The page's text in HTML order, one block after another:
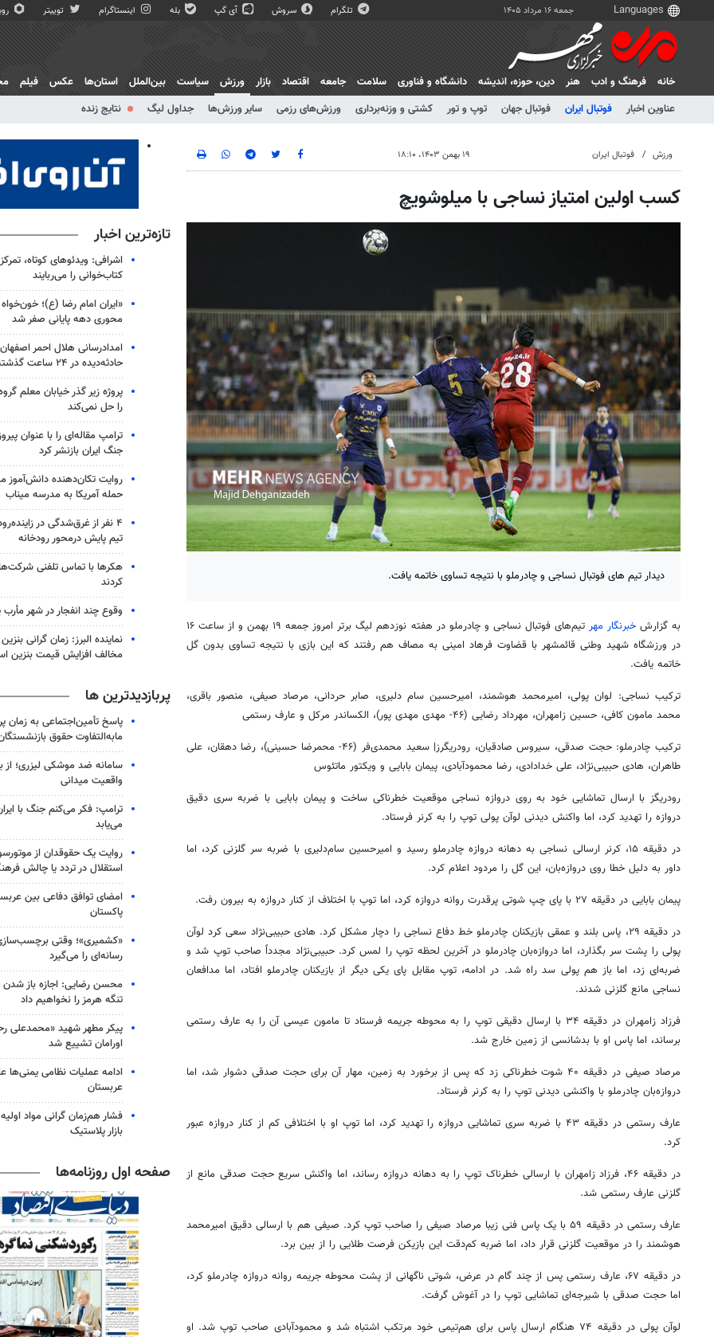
جمعه ۱۶ مرداد ۱۴۰۵ تلگرام سروش آی گپ بله اینستاگرام توییتر
خانه فرهنگ و ادب هنر دين، حوزه، انديشه دانشگاه و فناوری سلامت جامعه اقتصاد بازار
ورزش
عناوین اخبار
فوتبال ایران فوتبال جهان توپ و تور کشتی و وزنه‌برداری ورزش‌های رزمی سایر ورزش‌ها جداول لیگ نتایج زنده
سیاست بین‌الملل استان‌ها عکس فیلم
ورزش فوتبال ایران ۱۹ بهمن ۱۴۰۳، ۱۸:۱۰
کسب اولین امتیاز نساجی با میلوشویچ
دیدار تیم های فوتبال نساجی و چادرملو با نتیجه تساوی خاتمه یافت.
به گزارشخبرنگار مهر
تیم‌های فوتبال نساجی و چادرملو در هفته نوزدهم لیگ برتر امروز جمعه ۱۹ بهمن و از ساعت ۱۶
در ورزشگاه شهید وطنی قائمشهر با قضاوت فرهاد امینی به مصاف هم رفتند که این بازی با نتیجه تساوی بدون گل
خاتمه یافت.
ترکیب نساجی: لوان پولی، امیرمحمد هوشمند، امیرحسین سام دلیری، صابر حردانی، مرصاد صیفی، منصور باقری،
محمد مامون کافی، حسین زامهران، مهرداد رضایی (۴۶- مهدی مهدی پور)، الکساندر مرکل و عارف رستمی
ترکیب چادرملو: حجت صدقی، سیروس صادقیان، رودریگرز| سعید محمدی‌فر (۴۶- محمرضا حسینی)، رضا دهقان، علی
طاهران، هادی حبیبی‌نژاد، علی خدادادی، رضا محمودآبادی، پیمان بابایی و ویکتور ماتئوس
رودریگز با ارسال تماشایی خود به روی دروازه نساجی موقعیت خطرناکی ساخت و پیمان بابایی با ضربه سری دقیق
دروازه را تهدید کرد، اما واکنش دیدنی لوآن پولی توپ را به کرنر فرستاد.
در دقیقه ۱۵، کرنر ارسالی نساجی به دهانه دروازه چادرملو رسید و امیرحسین سام‌دلیری با ضربه سر گلزنی کرد، اما
داور به دلیل خطا روی دروازه‌بان، این گل را مردود اعلام کرد.
پیمان بابایی در دقیقه ۲۷ با پای چپ شوتی پرقدرت روانه دروازه کرد، اما توپ با اختلاف از کنار دروازه به بیرون رفت.
در دقیقه ۲۹، پاس بلند و عمقی بازیکنان چادرملو خط دفاع نساجی را دچار مشکل کرد. هادی حبیبی‌نژاد سعی کرد لوآن
پولی را پشت سر بگذارد، اما دروازه‌بان چادرملو در آخرین لحظه توپ را لمس کرد. حبیبی‌نژاد مجدداً صاحب توپ شد و
ضربه‌ای زد، اما باز هم پولی سد راه شد. در ادامه، توپ مقابل پای یکی دیگر از بازیکنان چادرملو افتاد، اما مدافعان
نساجی مانع گلزنی شدند.
فرزاد زامهران در دقیقه ۳۴ با ارسال دقیقی توپ را به محوطه جریمه فرستاد تا مامون عیسی آن را به عارف رستمی
برساند، اما پاس او با بدشانسی از زمین خارج شد.
مرصاد صیفی در دقیقه ۴۰ شوت خطرناکی زد که پس از برخورد به زمین، مهار آن برای حجت صدقی دشوار شد، اما
دروازه‌بان چادرملو با واکنشی دیدنی توپ را به کرنر فرستاد.
عارف رستمی در دقیقه ۴۳ با ضربه سری تماشایی دروازه را تهدید کرد، اما توپ او با اختلافی کم از کنار دروازه عبور
کرد.
در دقیقه ۴۶، فرزاد زامهران با ارسالی خطرناک توپ را به دهانه دروازه رساند، اما واکنش سریع حجت صدقی مانع از
گلزنی عارف رستمی شد.
عارف رستمی در دقیقه ۵۹ با یک پاس فنی زیبا مرصاد صیفی را صاحب توپ کرد. صیفی هم با ارسالی دقیق امیرمحمد
هوشمند را در موقعیت گلزنی قرار داد، اما ضربه کم‌دقت این بازیکن فرصت طلایی را از بین برد.
در دقیقه ۶۷، عارف رستمی پس از چند گام در عرض، شوتی ناگهانی از پشت محوطه جریمه روانه دروازه چادرملو کرد،
اما حجت صدقی با شیرجه‌ای تماشایی توپ را در آغوش گرفت.
لوآن پولی در دقیقه ۷۴ هنگام ارسال پاس برای هم‌تیمی خود مرتکب اشتباه شد و محمودآبادی صاحب توپ شد. او
تازه‌ترین اخبار
اشرافی: ویدئوهای کوتاه،
کتاب‌خوانی را می‌ربایند
«ایران امام رضا (ع)؛
محوری دهه پایانی صفر شد
حادثه‌دیده در ۲۴ ساعت گذشته
پروژه زیر گذر خیابان معلم
را حل نمی‌کند
ترامپ مقاله‌ای را با عنوان
جنگ ایران بازنشر کرد
روایت تکان‌دهنده دانش‌آموز
حمله آمریکا به مدرسه میناب
تیم پایش درمحور رودخانه
هکرها با تماس تلفنی
کردند
وقوع چند انفجار در شهر
نماینده البرز: زمان گرانی
مخالف افزایش قیمت بنزین
پربازدیدترین ها
پاسخ تأمین‌اجتماعی به زمان
مابه‌التفاوت حقوق
سامانه ضد موشکی لیزری؛ از
واقعیت میدانی
ترامپ: فکر می‌کنم جنگ با
می‌یابد
روایت یک حقوقدان از
استقلال در تردد یا چالش
امضای توافق دفاعی بین
پاکستان
«کشمیری»؛ وقتی
رسانه‌ای را می‌گیرد
محسن رضایی: اجازه باز
تنگه هرمز را نخواهیم داد
پیکر مطهر شهید «محمدعلی
اورامان تشییع شد
ادامه عملیات نظامی یمنی‌ها
عربستان
فشار هم‌زمان گرانی مواد
بازار پلاستیک
صفحه اول روزنامه‌ها